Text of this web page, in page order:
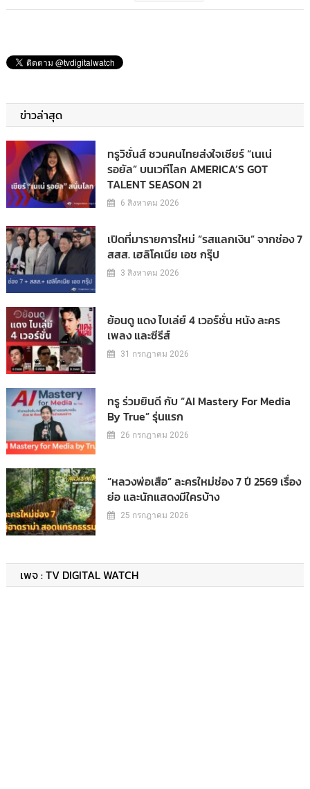
ข่าวล่าสุด
ทรูวิชั่นส์ ชวนคนไทยส่งใจเชียร์ “เนเน่
รอยัล” บนเวทีโลก AMERICA’S GOT
TALENT SEASON 21
6 สิงหาคม 2026
เปิดที่มารายการใหม่ “รสแลกเงิน” จากช่อง 7
สสส. เฮลิโคเนีย เอช กรุ๊ป
3 สิงหาคม 2026
ย้อนดู แดง ไบเล่ย์ 4 เวอร์ชั่น หนัง ละคร
เพลง และซีรีส์
31 กรกฎาคม 2026
ทรู ร่วมยินดี กับ “AI Mastery For Media
By True” รุ่นแรก
26 กรกฎาคม 2026
“หลวงพ่อเสือ” ละครใหม่ช่อง 7 ปี 2569 เรื่อง
ย่อ และนักแสดงมีใครบ้าง
25 กรกฎาคม 2026
เพจ : TV DIGITAL WATCH